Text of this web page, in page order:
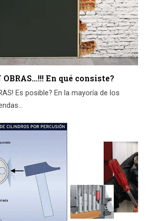
En qué consiste?
Es posible? En la mayoría de los